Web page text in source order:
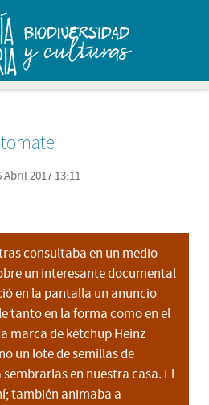
2017 13:11
consultaba en un medio
un interesante documental
en la pantalla un anuncio
tanto en la forma como en el
marca de kétchup Heinz
un lote de semillas de
en nuestra casa. El
también animaba a